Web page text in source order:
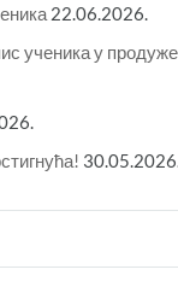
22.06.2026.
ученика у